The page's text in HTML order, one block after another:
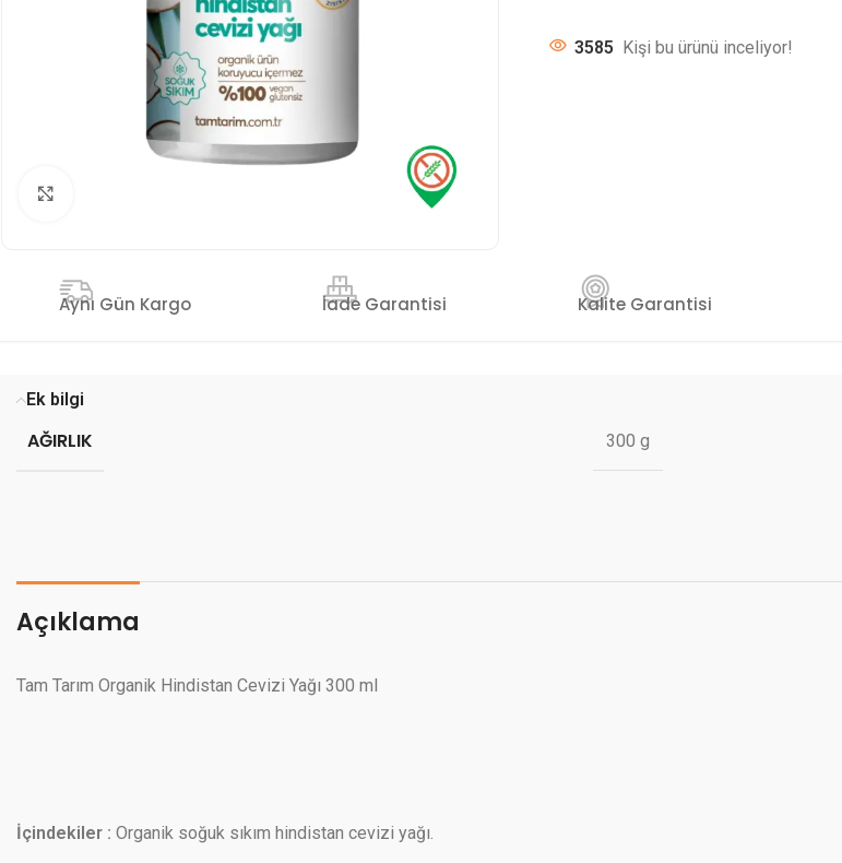
3585 Kişi bu ürünü inceliyor!
Aynı Gün Kargo İade Garantisi Kalite Garantisi
Ek bilgi
AĞIRLIK 300 g
Açıklama
Tam Tarım Organik Hindistan Cevizi Yağı 300 ml
İçindekiler : Organik soğuk sıkım hindistan cevizi yağı.